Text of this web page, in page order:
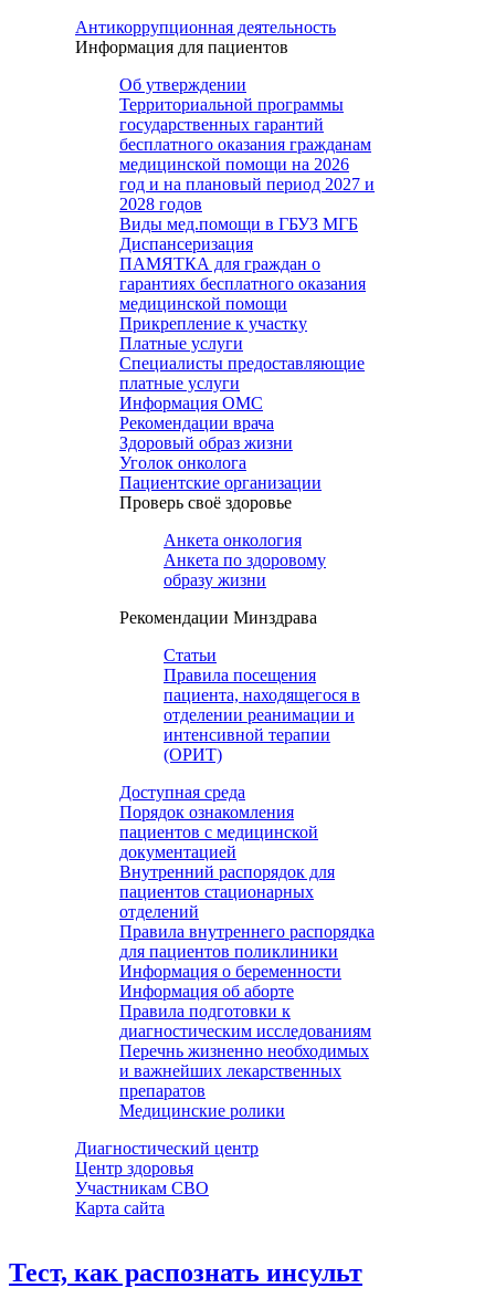
Антикоррупционная деятельность
Информация для пациентов
Об утверждении
Территориальной программы
государственных гарантий
бесплатного оказания гражданам
медицинской помощи на 2026
год и на плановый период 2027 и
2028 годов
Виды мед.помощи в ГБУЗ МГБ
Диспансеризация
ПАМЯТКА для граждан о
гарантиях бесплатного оказания
медицинской помощи
Прикрепление к участку
Платные услуги
Специалисты предоставляющие
платные услуги
Информация ОМС
Рекомендации врача
Здоровый образ жизни
Уголок онколога
Пациентские организации
Проверь своё здоровье
Анкета онкология
Анкета по здоровому
образу жизни
Рекомендации Минздрава
Статьи
Правила посещения
пациента, находящегося в
отделении реанимации и
интенсивной терапии
(ОРИТ)
Доступная среда
Порядок ознакомления
пациентов с медицинской
документацией
Внутренний распорядок для
пациентов стационарных
отделений
Правила внутреннего распорядка
для пациентов поликлиники
Информация о беременности
Информация об аборте
Правила подготовки к
диагностическим исследованиям
Перечнь жизненно необходимых
и важнейших лекарственных
препаратов
Медицинские ролики
Диагностический центр
Центр здоровья
Участникам СВО
Карта сайта
Тест, как распознать инсульт